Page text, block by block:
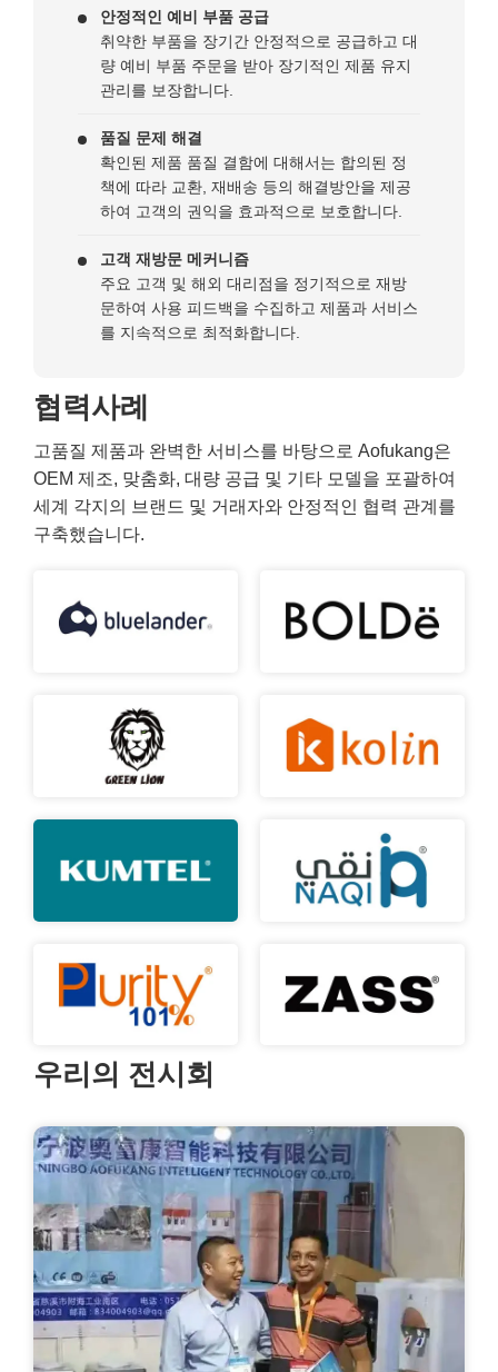
안정적인 예비 부품 공급
취약한 부품을 장기간 안정적으로 공급하고 대
량 예비 부품 주문을 받아 장기적인 제품 유지
관리를 보장합니다.
품질 문제 해결
확인된 제품 품질 결함에 대해서는 합의된 정
책에 따라 교환, 재배송 등의 해결방안을 제공
하여 고객의 권익을 효과적으로 보호합니다.
고객 재방문 메커니즘
주요 고객 및 해외 대리점을 정기적으로 재방
문하여 사용 피드백을 수집하고 제품과 서비스
를 지속적으로 최적화합니다.
협력사례
고품질 제품과 완벽한 서비스를 바탕으로 Aofukang은
OEM 제조, 맞춤화, 대량 공급 및 기타 모델을 포괄하여
세계 각지의 브랜드 및 거래자와 안정적인 협력 관계를
구축했습니다.
우리의 전시회